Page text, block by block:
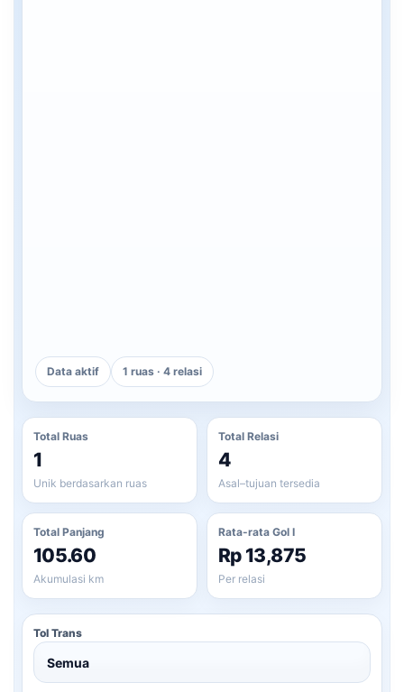
Data aktif 1 ruas · 4 relasi
Total Ruas
1
Unik berdasarkan ruas
Total Relasi
4
Asal–tujuan tersedia
Total Panjang
105.60
Akumulasi km
Rata-rata Gol I
Rp 13,875
Per relasi
Tol Trans